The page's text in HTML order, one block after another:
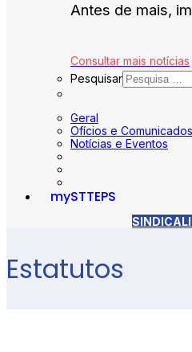
Antes de mais,
Consultar mais notícias
Pesquisar
Geral
Ofícios e Comunicados
Notícias e Eventos
mySTTEPS
Estatutos